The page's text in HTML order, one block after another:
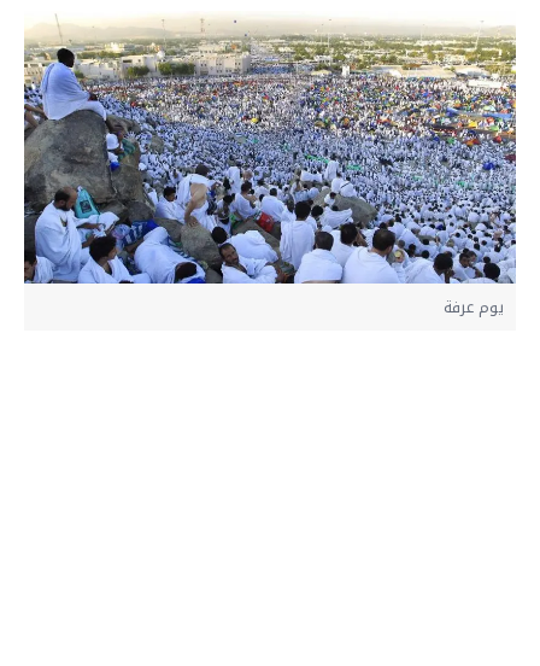
يوم عرفة